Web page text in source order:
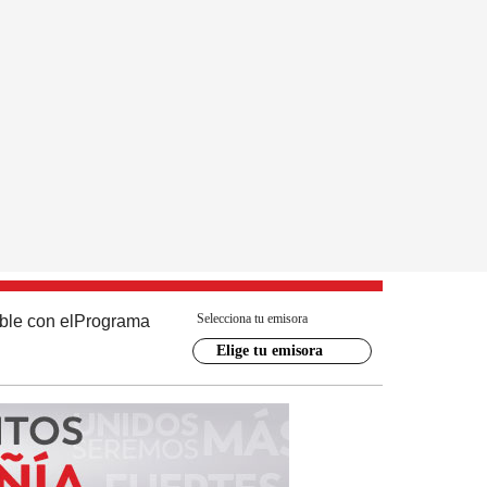
con el Programa Selecciona tu emisora
Elige tu emisora